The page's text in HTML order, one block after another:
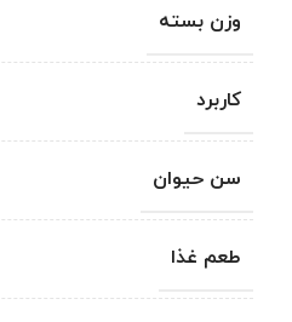
وزن بسته
کاربرد
سن حیوان
طعم غذا